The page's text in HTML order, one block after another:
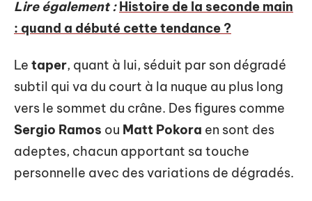
Lire également : Histoire de la seconde main
: quand a débuté cette tendance ?
Le taper, quant à lui, séduit par son dégradé
subtil qui va du court à la nuque au plus long
vers le sommet du crâne. Des figures comme
Sergio Ramos ou Matt Pokora en sont des
adeptes, chacun apportant sa touche
personnelle avec des variations de dégradés.